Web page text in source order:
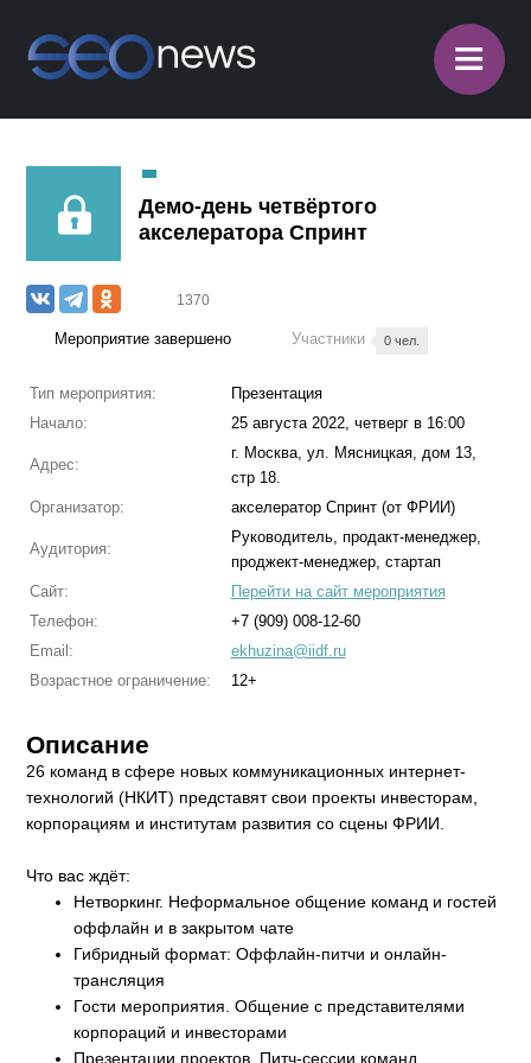
≡
Демо-день четвёртого
акселератора Спринт
1370
Мероприятие завершено Участники 0 чел.
Тип мероприятия:
Презентация
Начало:
25 августа 2022, четверг в 16:00
Адрес:
г. Москва, ул. Мясницкая, дом 13,
стр 18.
Организатор:
акселератор Спринт (от ФРИИ)
Аудитория:
Руководитель, продакт-менеджер,
проджект-менеджер, стартап
Сайт:
Перейти на сайт мероприятия
Телефон:
+7 (909) 008-12-60
Email:
ekhuzina@iidf.ru
Возрастное ограничение:
12+
Описание
26 команд в сфере новых коммуникационных интернет-
технологий (НКИТ) представят свои проекты инвесторам,
корпорациям и институтам развития со сцены ФРИИ.
Что вас ждёт:
Нетворкинг. Неформальное общение команд и гостей
оффлайн и в закрытом чате
Гибридный формат: Оффлайн-питчи и онлайн-
трансляция
Гости мероприятия. Общение с представителями
корпораций и инвесторами
Презентации проектов. Питч-сессии команд